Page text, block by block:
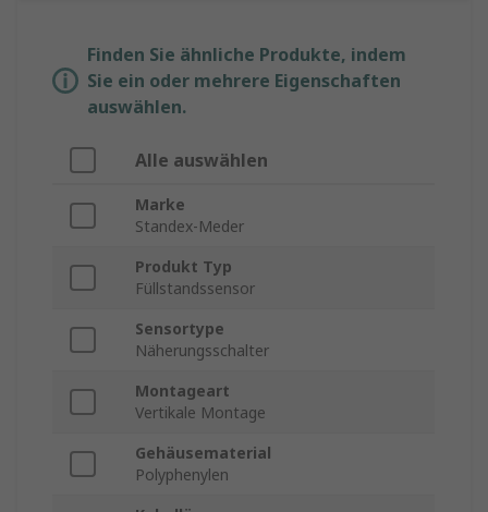
Finden Sie ähnliche Produkte, indem
Sie ein oder mehrere Eigenschaften
auswählen.
Alle auswählen
Marke
Standex-Meder
Produkt Typ
Füllstandssensor
Sensortype
Näherungsschalter
Montageart
Vertikale Montage
Gehäusematerial
Polyphenylen